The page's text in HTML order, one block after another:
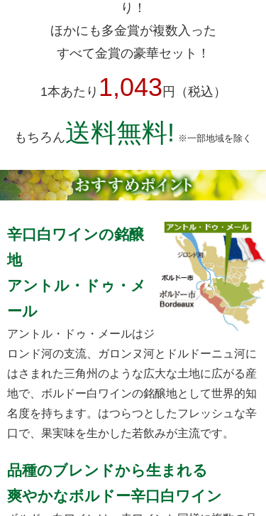
り！
ほかにも多金賞が複数入った
すべて金賞の豪華セット！
1本あたり 1,043 円（税込）
もちろん送料無料! ※一部地域を除く
辛口白ワインの銘醸
地
アントル・ドゥ・メ
ール
アントル・ドゥ・メールはジ
ロンド河の支流、ガロンヌ河とドルドーニュ河に
はさまれた三角州のような広大な土地に広がる産
地で、ボルドー白ワインの銘醸地として世界的知
名度を持ちます。はつらつとしたフレッシュな辛
口で、果実味を生かした若飲みが主流です。
品種のブレンドから生まれる
爽やかなボルドー辛口白ワイン